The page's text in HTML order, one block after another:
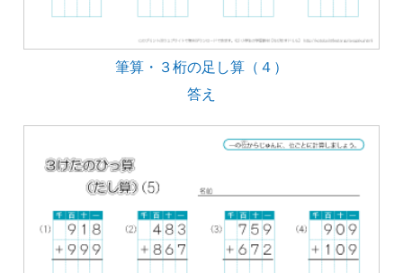
筆算・３桁の足し算（４）
答え